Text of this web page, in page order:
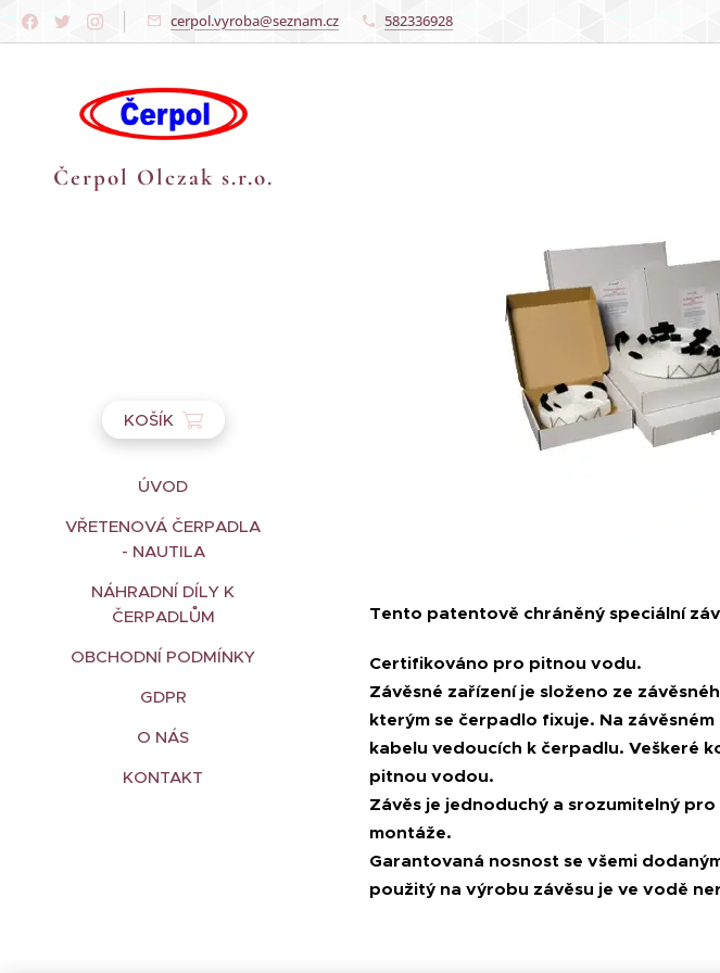
cerpol.vyroba@seznam.cz 582336928
Čerpol Olczak s.r.o.
KOŠÍK
ÚVOD
VŘETENOVÁ ČERPADLA
- NAUTILA
NÁHRADNÍ DÍLY K
ČERPADLŮM
OBCHODNÍ PODMÍNKY
GDPR
O NÁS
KONTAKT
Tento patentově chráněný speciální
Certifikováno pro pitnou vodu.
Závěsné zařízení je složeno ze
kterým se čerpadlo fixuje. Na
kabelu vedoucích k čerpadlu. Veškeré
pitnou vodou.
Závěs je jednoduchý a srozumitelný
montáže.
Garantovaná nosnost se všemi
použitý na výrobu závěsu je ve vodě